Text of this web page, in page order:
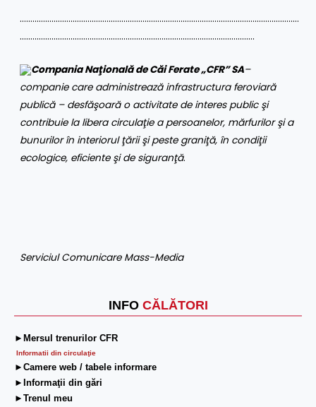
INFO CĂLĂTORI
►Mersul trenurilor CFR
Informatii din circulaţie
►Camere web / tabele informare
►Informaţii din gări
►Trenul meu
……………………………………………………………………………………………………………………
…………………………………………………………………………………………………
Compania Naţională de Căi Ferate „CFR” SA–
companie care administrează infrastructura feroviară
publică – desfăşoară o activitate de interes public şi
contribuie la libera circulaţie a persoanelor, mărfurilor şi a
bunurilor în interiorul ţării şi peste graniţă, în condiţii
ecologice, eficiente şi de siguranţă.
Serviciul Comunicare Mass-Media